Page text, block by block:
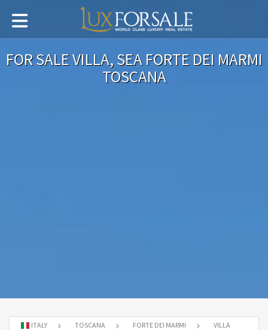
FOR SALE VILLA, SEA FORTE DEI MARMI
TOSCANA
ITALY TOSCANA FORTE DEI MARMI VILLA